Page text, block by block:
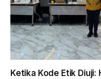
Ketika Kode Etik Diuji: